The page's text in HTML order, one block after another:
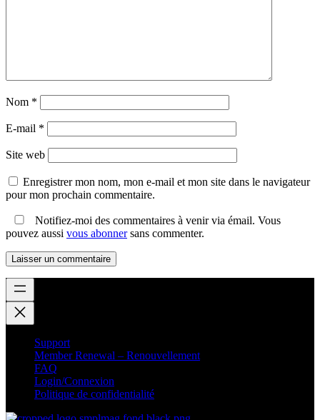
Nom *
E-mail *
Site web
Enregistrer mon nom, mon e-mail et mon site dans le navigateur
pour mon prochain commentaire.
Notifiez-moi des commentaires à venir via émail. Vous
pouvez aussi vous abonnersans commenter.
Support
Member Renewal – Renouvellement
FAQ
Login/Connexion
Politique de confidentialité